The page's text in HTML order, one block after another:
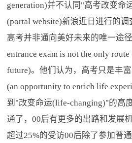
generation)并不认同"高考改变命
(portal website)新浪近日进行的调
高考并非通向美好未来的唯一途
entrance exam is not the only
future)。他们认为，高考只是丰
(an opportunity to enrich life
到"改变命运(life-changing)"的高
通了，00后有更多的出路和发展
超过25%的受访00后除了参加普